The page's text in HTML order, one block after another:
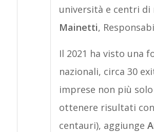
università e centri di
Mainetti,
Il 2021 ha visto una
nazionali, circa 30
imprese non più
ottenere risultati
centauri), aggiunge